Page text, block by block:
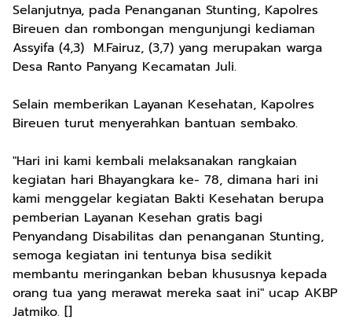
Selanjutnya, pada Penanganan Stunting, Kapolres
Bireuen dan rombongan mengunjungi kediaman
Assyifa (4,3) M.Fairuz, (3,7) yang merupakan warga
Desa Ranto Panyang Kecamatan Juli.
Selain memberikan Layanan Kesehatan, Kapolres
Bireuen turut menyerahkan bantuan sembako.
"Hari ini kami kembali melaksanakan rangkaian
kegiatan hari Bhayangkara ke- 78, dimana hari ini
kami menggelar kegiatan Bakti Kesehatan berupa
pemberian Layanan Kesehan gratis bagi
Penyandang Disabilitas dan penanganan Stunting,
semoga kegiatan ini tentunya bisa sedikit
membantu meringankan beban khususnya kepada
orang tua yang merawat mereka saat ini" ucap AKBP
Jatmiko. []